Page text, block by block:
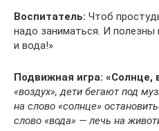
Воспитатель: Чтоб
надо заниматься. И полезны
и вода!»
Подвижная игра: «Солнце,
«воздух», дети бегают под
на слово «солнце»
слово «вода» — лечь на